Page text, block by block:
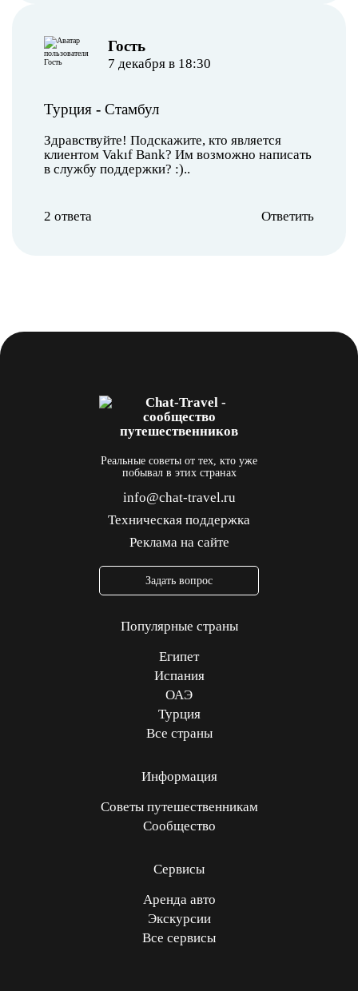
︎Гость
7 декабря в 18:30
Турция - Стамбул
Здравствуйте! Подскажите, кто является
клиентом Vakıf Bank? Им возможно написать
в службу поддержки? :)..
2 ответа Ответить
Реальные советы от тех, кто уже
побывал в этих странах
info@chat-travel.ru
Техническая поддержка
Реклама на сайте
Задать вопрос
Популярные страны
Египет
Испания
ОАЭ
Турция
Все страны
Информация
Советы путешественникам
Сообщество
Сервисы
Аренда авто
Экскурсии
Все сервисы